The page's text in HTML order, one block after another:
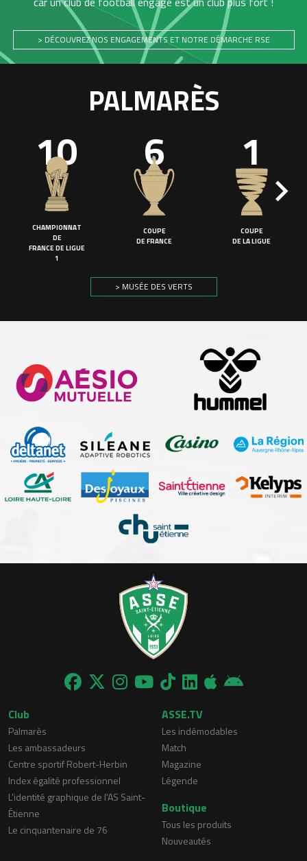
> DÉCOUVREZ NOS ENGAGEMENTS ET NOTRE DÉMARCHE RSE
PALMARÈS
10
CHAMPIONNAT
DE
FRANCE DE LIGUE
1
6
COUPE
DE FRANCE
1
COUPE
DE LA LIGUE
> MUSÉE DES VERTS
Club
Palmarès
Les ambassadeurs
Centre sportif Robert-Herbin
Index égalité professionnel
L'identité graphique de l'AS Saint-
Étienne
Le cinquantenaire de 76
ASSE.TV
Les indémodables
Match
Magazine
Légende
Boutique
Tous les produits
Nouveautés